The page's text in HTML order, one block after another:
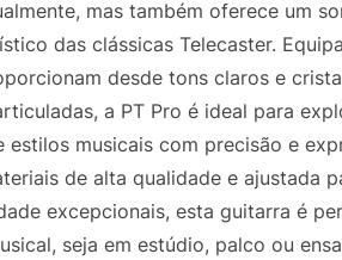
mas também oferece um
das clássicas Telecaster.
desde tons claros e
a PT Pro é ideal para
estilos musicais com precisão e
de alta qualidade e ajustada
excepcionais, esta guitarra é
seja em estúdio, palco ou